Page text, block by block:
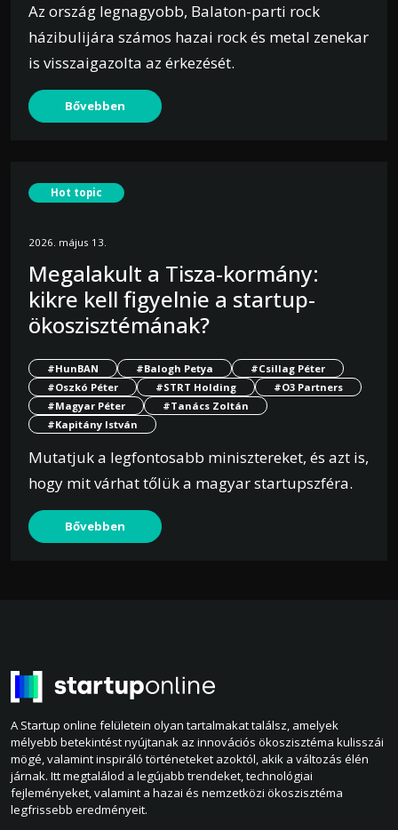
Az ország legnagyobb, Balaton-parti rock
házibulijára számos hazai rock és metal zenekar
is visszaigazolta az érkezését.
Bővebben
Hot topic
2026. május 13.
Megalakult a Tisza-kormány:
kikre kell figyelnie a startup-
ökoszisztémának?
#HunBAN #Balogh Petya
#Csillag Péter
#Oszkó Péter
#STRT Holding
#O3 Partners
#Magyar Péter
#Tanács Zoltán
#Kapitány István
Mutatjuk a legfontosabb minisztereket, és azt is,
hogy mit várhat tőlük a magyar startupszféra.
Bővebben
A Startup online felületein olyan tartalmakat találsz, amelyek
mélyebb betekintést nyújtanak az innovációs ökoszisztéma kulisszái
mögé, valamint inspiráló történeteket azoktól, akik a változás élén
járnak. Itt megtalálod a legújabb trendeket, technológiai
fejleményeket, valamint a hazai és nemzetközi ökoszisztéma
legfrissebb eredményeit.